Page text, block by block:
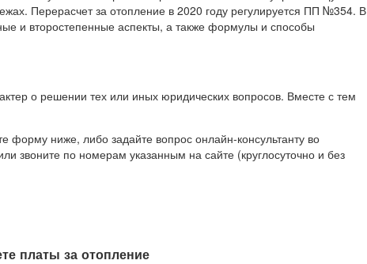
Перерасчет за отопление в 2020 году регулируется ПП №354. В
и второстепенные аспекты, а также формулы и способы
о решении тех или иных юридических вопросов. Вместе с тем
форму ниже, либо задайте вопрос онлайн-консультанту во
звоните по номерам указанным на сайте (круглосуточно и без
платы за отопление